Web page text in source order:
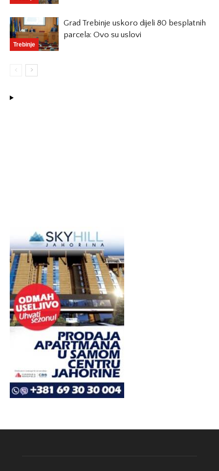
Trebinje
Grad Trebinje uskoro dijeli 80 besplatnih
parcela: Ovo su uslovi